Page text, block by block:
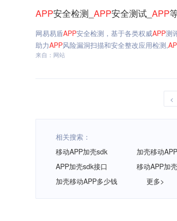
APP安全检测_ APP安全测试_ APP
网易易盾APP安全检测，基于各类权威APP测
助力APP风险漏洞扫描和安全整改应用检测,
来自：网站
<
相关搜索：
移动APP加壳sdk
加壳移动APP
APP加壳sdk接口
移动APP加壳
加壳移动APP多少钱
更多>